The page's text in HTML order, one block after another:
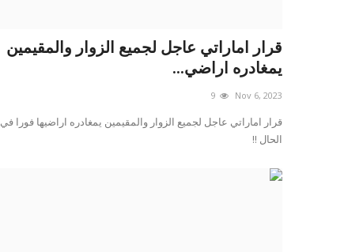
قرار اماراتي عاجل لجميع الزوار والمقيمين
يمغادره اراضي...
Nov 6, 2023
9
قرار اماراتي عاجل لجميع الزوار والمقيمين يمغادره اراضيها فورا في
الحال !!